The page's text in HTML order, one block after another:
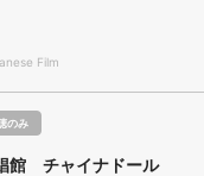
Film
のみ
館 チャイナドール